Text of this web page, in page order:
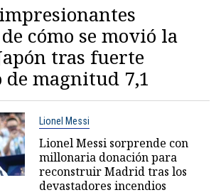
cómo se movió la
tras fuerte
magnitud 7,1
Lionel Messi
Lionel Messi sorprende con
millonaria donación para
reconstruir Madrid tras los
devastadores incendios